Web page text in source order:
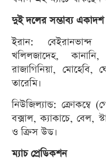
দুই দলের সম্ভাব্য একাদশ
ইরান: বেইরানভান্দ
খলিলজাদেহ,
রাজাগিনিয়া, মোহেবি,
তারেমি।
নিউজিল্যান্ড: ক্রোকম্বে
বক্সাল, ক্যাকাচে, বেল,
ও ক্রিস উড।
ম্যাচ প্রেডিকশন